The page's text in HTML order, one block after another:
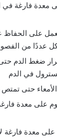
معدة فارغة في
يعمل على
عددًا من
ضغط الدم حتى
في الدم
حتى
على معدة
معدة فارغة